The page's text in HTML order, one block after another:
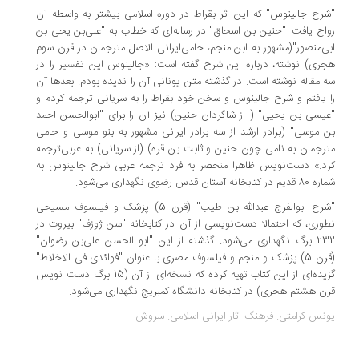
"شرح جالینوس" که این اثر بقراط در دوره اسلامی بیشتر به واسطه آن
رواج یافت. "حنین بن اسحاق" در رساله‌ای که خطاب به "علی‌بن یحی بن
ابی‌منصور"(مشهور به ابن منجم، حامی‌ایرانی الاصل مترجمان در قرن سوم
هجری) نوشته، درباره این شرح گفته است: «جالینوس این تفسیر را در
سه مقاله نوشته است. در گذشته متن یونانی آن را ندیده بودم. بعدها آن
را یافتم و شرح جالینوس و سخن خود بقراط را به سریانی ترجمه کردم و
"عیسی بن یحیی" ( از شاگردان حنین) نیز آن را برای "ابوالحسن احمد
بن موسی" (برادر ارشد از سه برادر ایرانی مشهور به بنو موسی و حامی
مترجمان به نامی چون حنین و ثابت بن قره) (از سریانی) به عربی‌ترجمه
کرد.» دست‌نویس ظاهرا منحصر به فرد ترجمه عربی شرح جالینوس به
شماره 80 قدیم در کتابخانه آستان قدس رضوی نگهداری می‌شود.
"شرح ابوالفرج عبدالله بن طیب" (قرن 5) پزشک و فیلسوف مسیحی
نطوری، که احتمالا دست‌نویسی از آن در کتابخانه "سن ژوزف" بیروت در
232 برگ نگهداری می‌شود. گذشته از این "ابو الحسن علی‌بن رضوان"
(قرن 5) پزشک و منجم و فیلسوف مصری با عنوان "فوائدی فی الاخلاط"
گزیده‌ای از این کتاب تهیه کرده که نسخه‌ای از آن (15 برگ دست نویس
قرن هشتم هجری) در کتابخانه دانشگاه کمبریج نگهداری می‌شود.
یونس کرامتی. فرهنگ آثار ایرانی اسلامی. سروش